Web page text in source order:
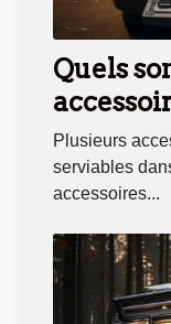
Quels
son
Plusieurs
serviables
accessoires...